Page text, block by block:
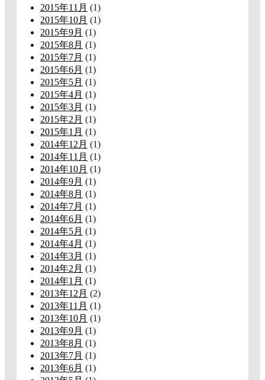
2015年11月 (1)
2015年10月 (1)
2015年9月 (1)
2015年8月 (1)
2015年7月 (1)
2015年6月 (1)
2015年5月 (1)
2015年4月 (1)
2015年3月 (1)
2015年2月 (1)
2015年1月 (1)
2014年12月 (1)
2014年11月 (1)
2014年10月 (1)
2014年9月 (1)
2014年8月 (1)
2014年7月 (1)
2014年6月 (1)
2014年5月 (1)
2014年4月 (1)
2014年3月 (1)
2014年2月 (1)
2014年1月 (1)
2013年12月 (2)
2013年11月 (1)
2013年10月 (1)
2013年9月 (1)
2013年8月 (1)
2013年7月 (1)
2013年6月 (1)